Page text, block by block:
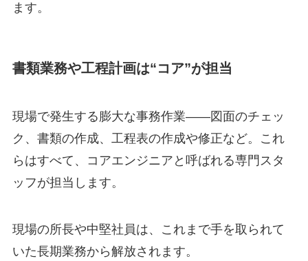
ます。
書類業務や工程計画は“コア”が担当
現場で発生する膨大な事務作業――図面のチェッ
ク、書類の作成、工程表の作成や修正など。これ
らはすべて、コアエンジニアと呼ばれる専門スタ
ッフが担当します。
現場の所長や中堅社員は、これまで手を取られて
いた長期業務から解放されます。